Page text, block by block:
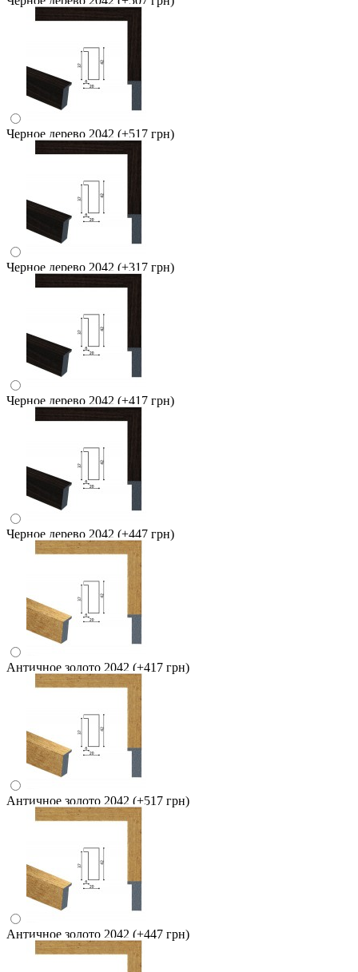
Черное дерево 2042 (+517 грн)
Черное дерево 2042 (+317 грн)
Черное дерево 2042 (+417 грн)
Черное дерево 2042 (+447 грн)
Античное золото 2042 (+417 грн)
Античное золото 2042 (+517 грн)
Античное золото 2042 (+447 грн)